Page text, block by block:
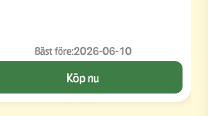
Bäst före:2026-06-10
Köp nu